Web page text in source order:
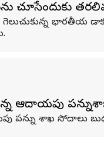
చూసేందుకు
భారతీయ
ఆదాయపు
పన్ను శాఖ సోదాలు